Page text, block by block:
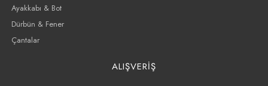
Ayakkabı & Bot
Dürbün & Fener
Çantalar
ALIŞVERİŞ